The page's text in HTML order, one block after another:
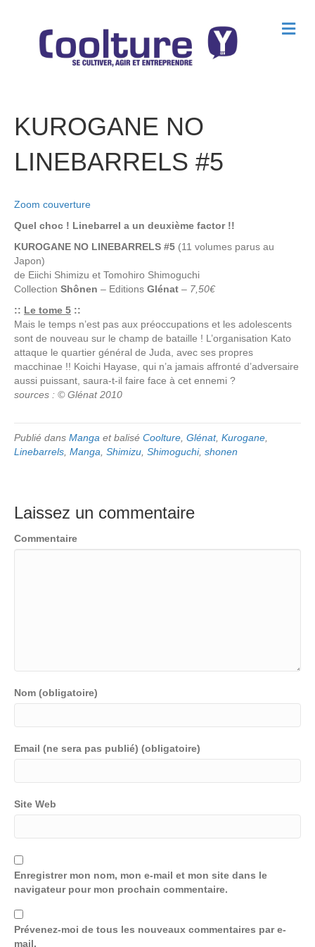
M
e
KUROGANE NO
LINEBARRELS #5
Zoom couverture
Quel choc ! Linebarrel a un deuxième factor !!
KUROGANE NO LINEBARRELS #5 (11 volumes parus au
Japon)
de Eiichi Shimizu et Tomohiro Shimoguchi
Collection Shônen – Editions Glénat – 7,50€
:: Le tome 5 ::
Mais le temps n’est pas aux préoccupations et les adolescents
sont de nouveau sur le champ de bataille ! L’organisation Kato
attaque le quartier général de Juda, avec ses propres
macchinae !! Koichi Hayase, qui n’a jamais affronté d’adversaire
aussi puissant, saura-t-il faire face à cet ennemi ?
sources : © Glénat 2010
Publié dans Manga et balisé Coolture Glénat, Kurogane
Linebarrels Manga Shimizu Shimoguchi, shonen
Laissez un commentaire
Commentaire
Nom (obligatoire)
Email (ne sera pas publié) (obligatoire)
Site Web
Enregistrer mon nom, mon e-mail et mon site dans le
navigateur pour mon prochain commentaire.
Prévenez-moi de tous les nouveaux commentaires par e-
mail.